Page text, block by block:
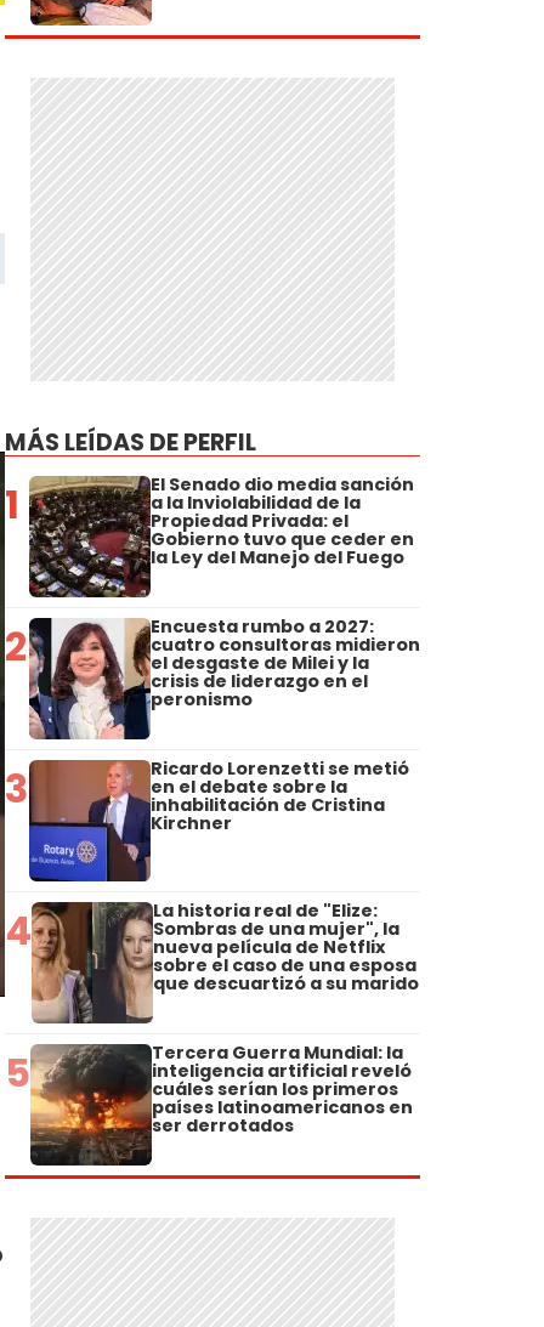
MÁS LEÍDAS DE PERFIL
1 El Senado dio media sanción
a la Inviolabilidad de la
Propiedad Privada: el
Gobierno tuvo que ceder en
la Ley del Manejo del Fuego
2 Encuesta rumbo a 2027:
cuatro consultoras midieron
el desgaste de Milei y la
crisis de liderazgo en el
peronismo
3 Ricardo Lorenzetti se metió
en el debate sobre la
inhabilitación de Cristina
Kirchner
4 La historia real de "Elize:
Sombras de una mujer", la
nueva película de Netflix
sobre el caso de una esposa
que descuartizó a su marido
5 Tercera Guerra Mundial: la
inteligencia artificial reveló
cuáles serían los primeros
países latinoamericanos en
ser derrotados